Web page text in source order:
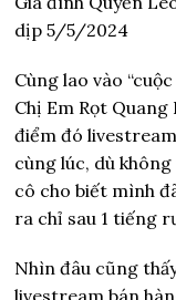
dịp 5/5/2024
Cùng lao vào
Chị Em Rọt
điểm đó
cùng lúc, dù
cô cho biết mình
ra chỉ sau 1 tiếng
Nhìn đâu cũng